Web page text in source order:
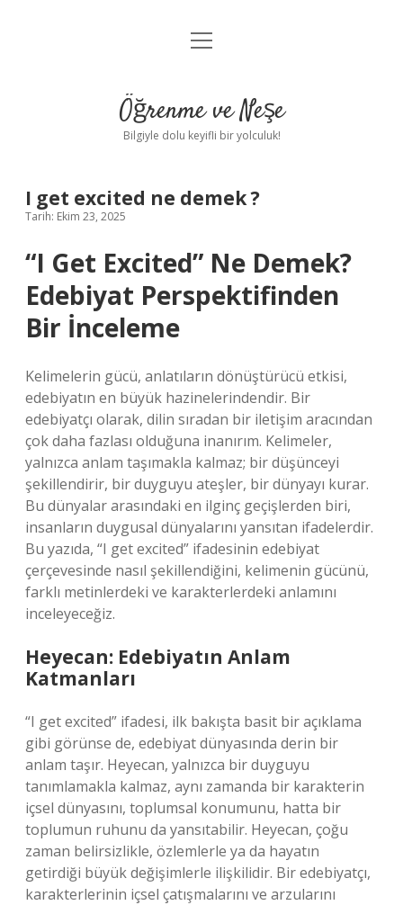
Anasayfa
Yasal Uyarı
menüyü
Öğrenme ve Neşe
Bilgiyle dolu keyifli bir yolculuk!
I get excited ne demek ?
Tarih: Ekim 23, 2025
“I Get Excited” Ne Demek?
Edebiyat Perspektifinden
Bir İnceleme
Kelimelerin gücü, anlatıların dönüştürücü etkisi,
edebiyatın en büyük hazinelerindendir. Bir
edebiyatçı olarak, dilin sıradan bir iletişim aracından
çok daha fazlası olduğuna inanırım. Kelimeler,
yalnızca anlam taşımakla kalmaz; bir düşünceyi
şekillendirir, bir duyguyu ateşler, bir dünyayı kurar.
Bu dünyalar arasındaki en ilginç geçişlerden biri,
insanların duygusal dünyalarını yansıtan ifadelerdir.
Bu yazıda, “I get excited” ifadesinin edebiyat
çerçevesinde nasıl şekillendiğini, kelimenin gücünü,
farklı metinlerdeki ve karakterlerdeki anlamını
inceleyeceğiz.
Heyecan: Edebiyatın Anlam
Katmanları
“I get excited” ifadesi, ilk bakışta basit bir açıklama
gibi görünse de, edebiyat dünyasında derin bir
anlam taşır. Heyecan, yalnızca bir duyguyu
tanımlamakla kalmaz, aynı zamanda bir karakterin
içsel dünyasını, toplumsal konumunu, hatta bir
toplumun ruhunu da yansıtabilir. Heyecan, çoğu
zaman belirsizlikle, özlemlerle ya da hayatın
getirdiği büyük değişimlerle ilişkilidir. Bir edebiyatçı,
karakterlerinin içsel çatışmalarını ve arzularını